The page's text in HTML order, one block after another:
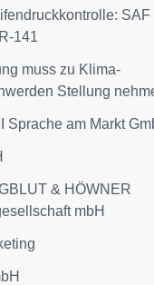
SAF
141
muss zu Klima-
Stellung
Sprache am Markt
& HÖWNER
mbH